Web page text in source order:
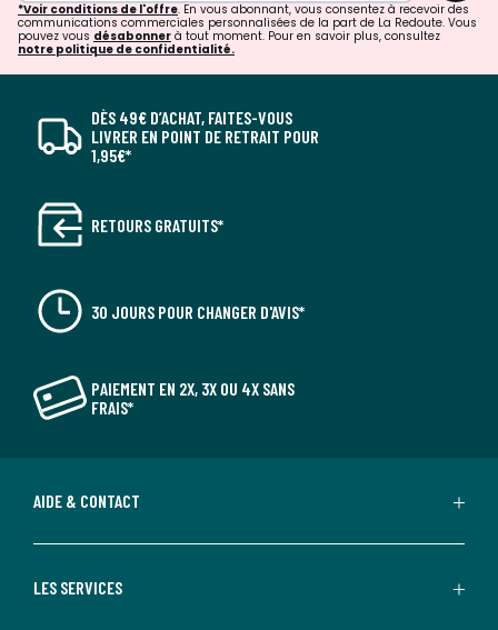
*Voir conditions de l'offre. En vous abonnant, vous consentez à recevoir des
communications commerciales personnalisées de la part de La Redoute. Vous
pouvez vous désabonner à tout moment. Pour en savoir plus, consultez
notre politique de confidentialité.
DÈS 49€ D’ACHAT, FAITES-VOUS
LIVRER EN POINT DE RETRAIT POUR
1,95€*
RETOURS GRATUITS*
30 JOURS POUR CHANGER D'AVIS*
PAIEMENT EN 2X, 3X OU 4X SANS
FRAIS*
AIDE & CONTACT
LES SERVICES